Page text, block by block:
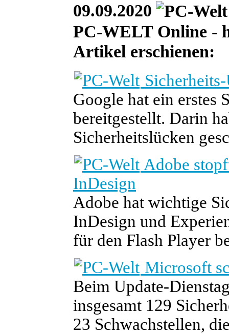
09.09.2020
PC-WELT Online -
Artikel erschienen:
Google hat ein erstes
bereitgestellt. Darin
Sicherheitslücken
Adobe
InDesign
Adobe hat wichtige
InDesign und
für den Flash Player
Microsoft
Beim Update-
insgesamt 129
23 Schwachstellen,